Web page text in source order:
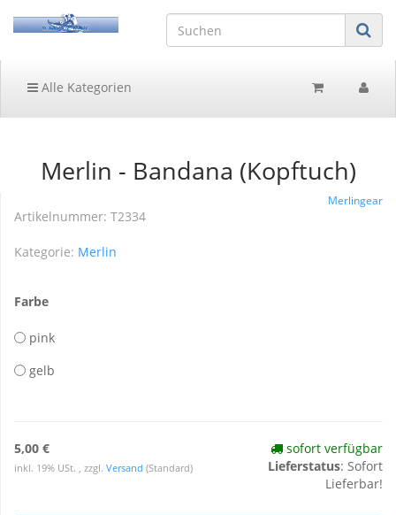
Alle Kategorien
Merlin - Bandana (Kopftuch)
Merlingear
Artikelnummer: T2334
Kategorie: Merlin
Farbe
pink
gelb
5,00 €
inkl. 19% USt. , zzgl. Versand (Standard)
sofort verfügbar
Lieferstatus: Sofort
Lieferbar!